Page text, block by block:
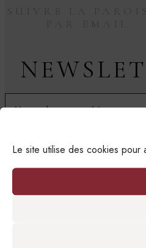
Le site utilise des cookies pour
Je m'abonne à la newsletter
de la